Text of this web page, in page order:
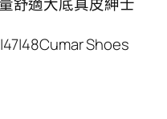
Shoes